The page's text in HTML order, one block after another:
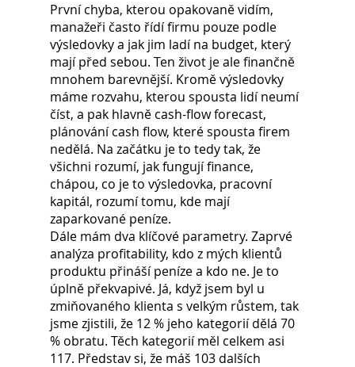
První chyba, kterou opakovaně vidím,
manažeři často řídí firmu pouze podle
výsledovky a jak jim ladí na budget, který
mají před sebou. Ten život je ale finančně
mnohem barevnější. Kromě výsledovky
máme rozvahu, kterou spousta lidí neumí
číst, a pak hlavně cash-flow forecast,
plánování cash flow, které spousta firem
nedělá. Na začátku je to tedy tak, že
všichni rozumí, jak fungují finance,
chápou, co je to výsledovka, pracovní
kapitál, rozumí tomu, kde mají
zaparkované peníze.
Dále mám dva klíčové parametry. Zaprvé
analýza profitability, kdo z mých klientů
produktu přináší peníze a kdo ne. Je to
úplně překvapivé. Já, když jsem byl u
zmiňovaného klienta s velkým růstem, tak
jsme zjistili, že 12 % jeho kategorií dělá 70
% obratu. Těch kategorií měl celkem asi
117. Představ si, že máš 103 dalších